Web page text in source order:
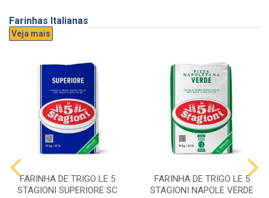
Farinhas Italianas
Veja mais
FARINHA DE TRIGO LE 5
STAGIONI SUPERIORE SC
FARINHA DE TRIGO LE 5
STAGIONI NAPOLE VERDE